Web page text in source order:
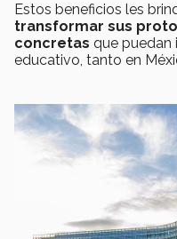
Estos beneficios les
transformar sus
concretas que puedan
educativo, tanto en